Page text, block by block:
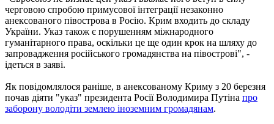
черговою спробою примусової інтеграції незаконно
анексованого півострова в Росію. Крим входить до складу
України. Указ також є порушенням міжнародного
гуманітарного права, оскільки це ще один крок на шляху до
запровадження російського громадянства на півострові", -
ідеться в заяві.
Як повідомлялося раніше, в анексованому Криму з 20 березня
почав діяти "указ" президента Росії Володимира Путіна про
заборону володіти землею іноземним громадянам.